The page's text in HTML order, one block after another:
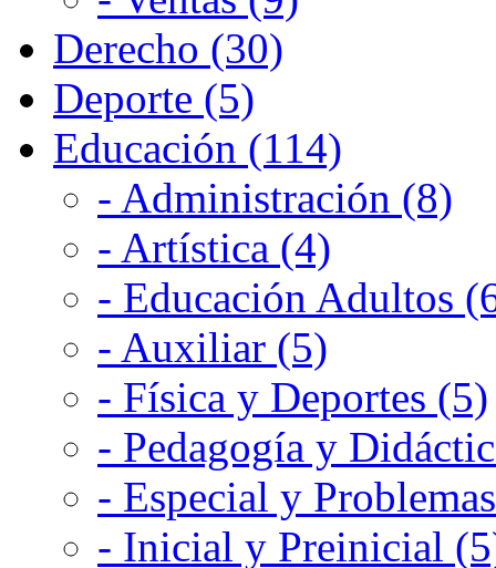
Derecho (30)
Deporte (5)
Educación (114)
- Administración (8)
- Artística (4)
- Educación Adultos
- Auxiliar (5)
- Física y Deportes (5)
- Pedagogía y
- Especial y
- Inicial y Preinicial